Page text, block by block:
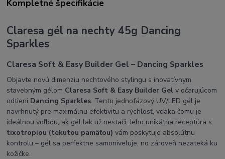
Kompletné špecifikácie
Claresa gél na nechty 45g Dancing
Sparkles
Claresa Soft & Easy Builder Gel – Dancing Sparkles
Objavte novú dimenziu nechtového stylingu s inovatívnym
stavebným gélom Claresa Soft & Easy Builder Gel v očarujúcom
odtieni Dancing Sparkles. Tento jednofázový UV/LED gél je
navrhnutý pre maximálnu efektivitu a rýchlosť, vďaka čomu je
ideálnou voľbou, ak gél lak už nestačí. Jeho unikátna receptúra s
tixotropiou (tekutou pamäťou) vám poskytuje absolútnu
kontrolu – gél sa perfektne samoniveluje, no zároveň nezateká ku
kožičke.